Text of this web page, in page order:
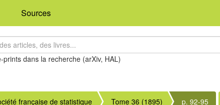
Sources
prints dans la recherche (arXiv, HAL)
française de statistique Tome 36 (1895) p. 92-95